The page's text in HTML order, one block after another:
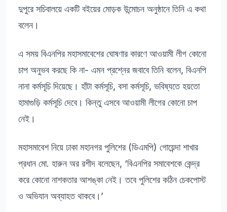
দুপুরে সচিবালয়ে একটি বইয়ের মোড়ক উন্মোচন অনুষ্ঠানে তিনি এ কথা
বলেন।
এ সময় বিএনপির মহাসমাবেশের ঘোষণার কারণে আওয়ামী লীগ কোনো
চাপ অনুভব করছে কি না- এমন প্রশ্নের জবাবে তিনি বলেন, বিএনপি
নানা কর্মসূচি দিয়েছে। হাঁটা কর্মসূচি, বসা কর্মসূচি, ভবিষ্যতে হয়তো
হামাগুড়ি কর্মসূচি দেবে। কিন্তু এসবে আওয়ামী লীগের কোনো চাপ
নেই।
মহাসমাবেশ নিয়ে ঢাকা মহানগর পুলিশের (ডিএমপি) গোয়েন্দা শাখার
প্রধান মো. হারুন অর রশীদ বলেছেন, ‘বিএনপির সমাবেশকে কেন্দ্র
করে কোনো নাশকতার আশঙ্কা নেই। তবে পুলিশের কঠিন চেকপোস্ট
ও অভিযান অব্যাহত থাকবে।’